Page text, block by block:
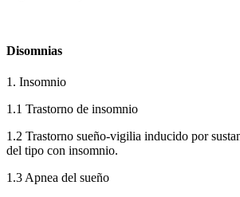
Disomnias
1. Insomnio
1.1 Trastorno de insomnio
1.2 Trastorno sueño-vigilia inducido por
del tipo con insomnio.
1.3 Apnea del sueño